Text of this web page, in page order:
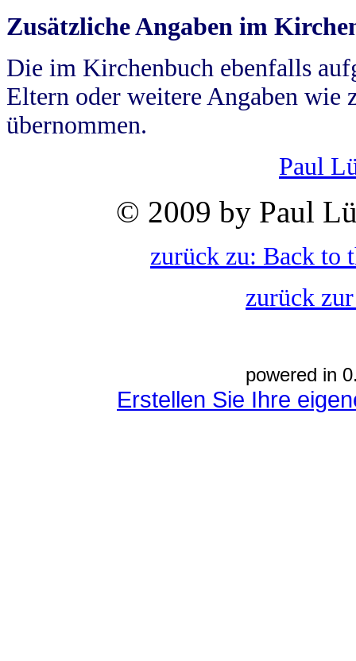
Zusätzliche Angaben im
Die im Kirchenbuch ebenfalls
Eltern oder weitere Angaben wie
übernommen.
Paul
© 2009 by Paul
zurück zu: Back to
zurück
powered in
Erstellen Sie Ihre